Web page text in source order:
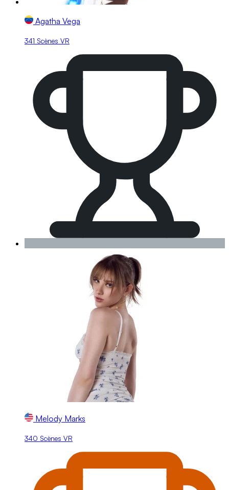
Agatha Vega
341 Scènes VR
Melody Marks
340 Scènes VR